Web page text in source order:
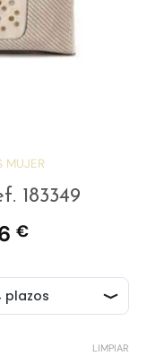
MUJER
183349
€.
€El
actual
es:
34,96 €.
LIMPIAR